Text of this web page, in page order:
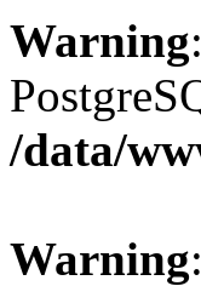
Warning
/data/
Warning